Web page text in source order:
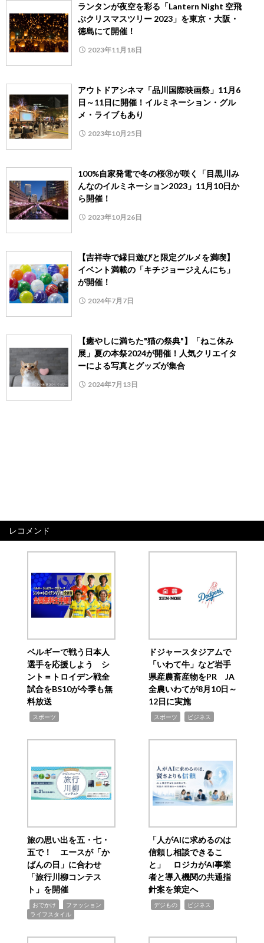
ランタンが夜空を彩る「Lantern Night 空飛
ぶクリスマスツリー 2023」を東京・大阪・
徳島にて開催！
2023年11月18日
アウトドアシネマ「品川国際映画祭」11月6
日～11日に開催！イルミネーション・グル
メ・ライブもあり
2023年10月25日
100%自家発電で冬の桜Ⓡが咲く「目黒川み
んなのイルミネーション2023」11月10日か
ら開催！
2023年10月26日
【吉祥寺で縁日遊びと限定グルメを満喫】
イベント満載の「キチジョージえんにち」
が開催！
2024年7月7日
【癒やしに満ちた"猫の祭典"】「ねこ休み
展」夏の本祭2024が開催！人気クリエイタ
ーによる写真とグッズが集合
2024年7月13日
レコメンド
ベルギーで戦う日本人
選手を応援しよう シ
ント＝トロイデン戦全
試合をBS10が今季も無
料放送
スポーツ
ドジャースタジアムで
「いわて牛」など岩手
県産農畜産物をPR JA
全農いわてが8月10日～
12日に実施
スポーツ ビジネス
旅の思い出を五・七・
五で！ エースが「か
ばんの日」に合わせ
「旅行川柳コンテス
ト」を開催
おでかけ ファッション
ライフスタイル
「人がAIに求めるのは
信頼し相談できるこ
と」 ロジカがAI事業
者と導入機関の共通指
針案を策定へ
デジもの ビジネス